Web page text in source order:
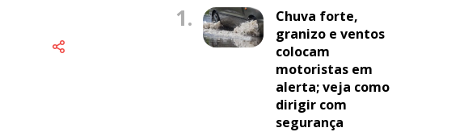
1.
Chuva forte,
granizo e ventos
colocam
motoristas em
alerta; veja como
dirigir com
segurança